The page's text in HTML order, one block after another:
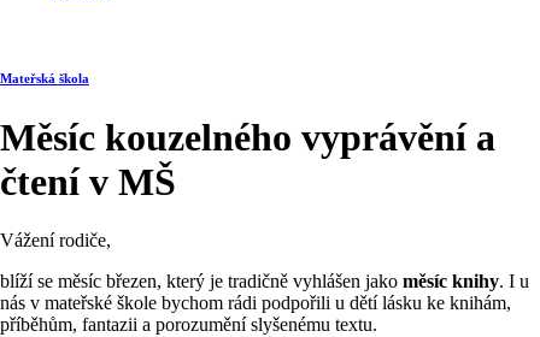
Mateřská škola
Měsíc kouzelného vyprávění a
čtení v MŠ
Vážení rodiče,
blíží se měsíc březen, který je tradičně vyhlášen jako měsíc knihy. I u
nás v mateřské škole bychom rádi podpořili u dětí lásku ke knihám,
příběhům, fantazii a porozumění slyšenému textu.